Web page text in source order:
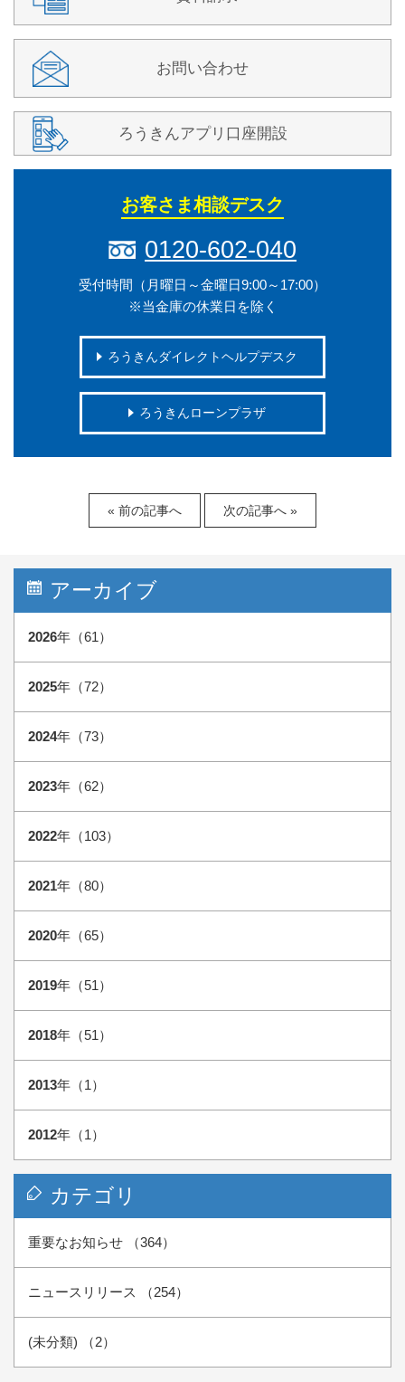
お問い合わせ
ろうきんアプリ口座開設
お客さま相談デスク
0120-602-040
受付時間（月曜日～金曜日9:00～17:00）
※当金庫の休業日を除く
ろうきんダイレクトヘルプデスク
ろうきんローンプラザ
« 前の記事へ 次の記事へ »
アーカイブ
2026年（61）
2025年（72）
2024年（73）
2023年（62）
2022年（103）
2021年（80）
2020年（65）
2019年（51）
2018年（51）
2013年（1）
2012年（1）
カテゴリ
重要なお知らせ （364）
ニュースリリース （254）
(未分類) （2）